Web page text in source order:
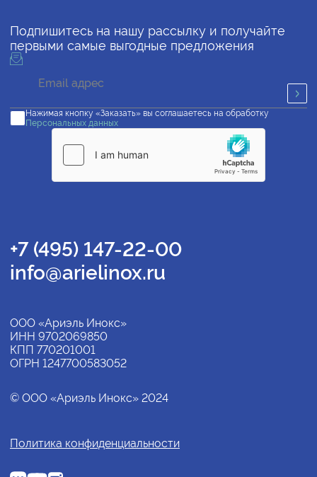
Подпишитесь на нашу рассылку и получайте
первыми самые выгодные предложения
Нажимая кнопку «Заказать» вы соглашаетесь на обработку
Персональных данных
+7 (495) 147-22-00
info@arielinox.ru
ООО «Ариэль Инокс»
ИНН 9702069850
КПП 770201001
ОГРН 1247700583052
© ООО «Ариэль Инокс» 2024
Политика конфиденциальности